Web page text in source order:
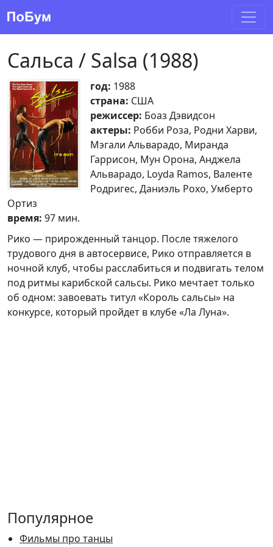
Сальса / Salsa (1988)
год: 1988
страна: США
режиссер: Боаз Дэвидсон
актеры: Робби Роза, Родни Харви,
Мэгали Альварадо, Миранда
Гаррисон, Мун Орона, Анджела
Альварадо, Loyda Ramos, Валенте
Родригес, Даниэль Рохо, Умберто
Ортиз
время: 97 мин.
Рико — прирожденный танцор. После тяжелого
трудового дня в автосервисе, Рико отправляется в
ночной клуб, чтобы расслабиться и подвигать телом
под ритмы карибской сальсы. Рико мечтает только
об одном: завоевать титул «Король сальсы» на
конкурсе, который пройдет в клубе «Ла Луна».
Популярное
Фильмы про танцы